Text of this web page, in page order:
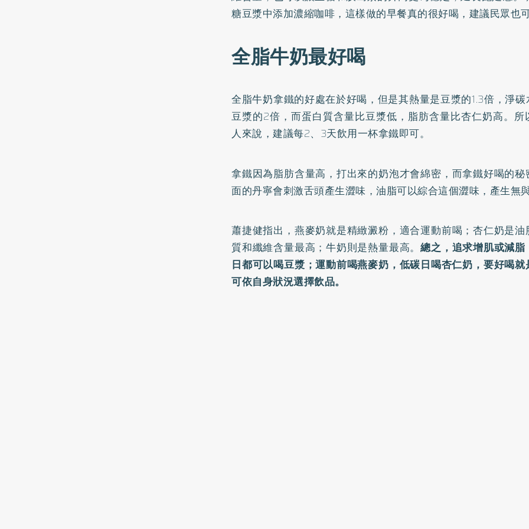
糖豆漿中添加濃縮咖啡，這樣做的早餐真的很好喝，建議民眾也
全脂牛奶最好喝
全脂牛奶拿鐵的好處在於好喝，但是其熱量是豆漿的1.3倍，淨
豆漿的2倍，而蛋白質含量比豆漿低，脂肪含量比杏仁奶高。所
人來說，建議每2、3天飲用一杯拿鐵即可。
拿鐵因為脂肪含量高，打出來的奶泡才會綿密，而拿鐵好喝的
面的丹寧會刺激舌頭產生澀味，油脂可以綜合這個澀味，產生無
蕭捷健指出，燕麥奶就是精緻澱粉，適合運動前喝；杏仁奶是油
質和纖維含量最高；牛奶則是熱量最高。總之，追求增肌或減
日都可以喝豆漿；運動前喝燕麥奶，低碳日喝杏仁奶，要好喝
可依自身狀況選擇飲品。